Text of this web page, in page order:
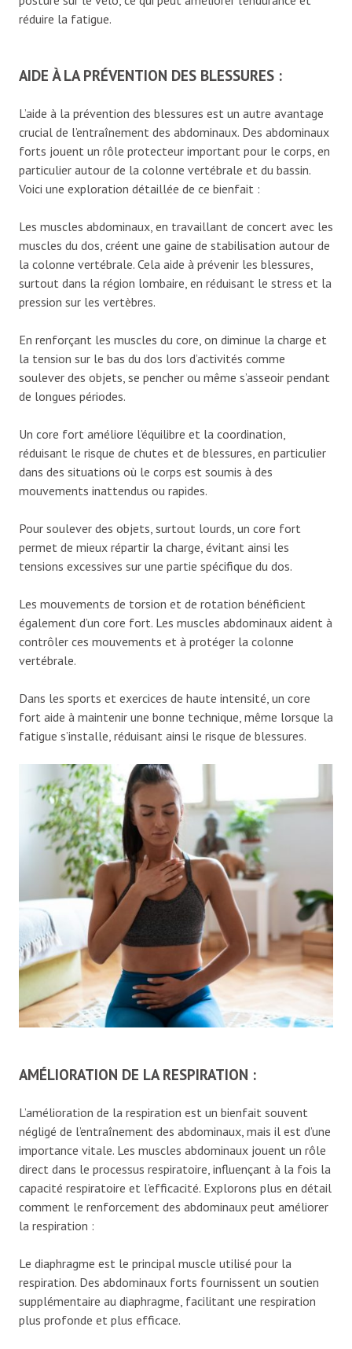
réduire la fatigue.
AIDE À LA PRÉVENTION DES BLESSURES :
L’aide à la prévention des blessures est un autre avantage
crucial de l’entraînement des abdominaux. Des abdominaux
forts jouent un rôle protecteur important pour le corps, en
particulier autour de la colonne vertébrale et du bassin.
Voici une exploration détaillée de ce bienfait :
Les muscles abdominaux, en travaillant de concert avec les
muscles du dos, créent une gaine de stabilisation autour de
la colonne vertébrale. Cela aide à prévenir les blessures,
surtout dans la région lombaire, en réduisant le stress et la
pression sur les vertèbres.
En renforçant les muscles du core, on diminue la charge et
la tension sur le bas du dos lors d’activités comme
soulever des objets, se pencher ou même s’asseoir pendant
de longues périodes.
Un core fort améliore l’équilibre et la coordination,
réduisant le risque de chutes et de blessures, en particulier
dans des situations où le corps est soumis à des
mouvements inattendus ou rapides.
Pour soulever des objets, surtout lourds, un core fort
permet de mieux répartir la charge, évitant ainsi les
tensions excessives sur une partie spécifique du dos.
Les mouvements de torsion et de rotation bénéficient
également d’un core fort. Les muscles abdominaux aident à
contrôler ces mouvements et à protéger la colonne
vertébrale.
Dans les sports et exercices de haute intensité, un core
fort aide à maintenir une bonne technique, même lorsque la
fatigue s’installe, réduisant ainsi le risque de blessures.
AMÉLIORATION DE LA RESPIRATION :
L’amélioration de la respiration est un bienfait souvent
négligé de l’entraînement des abdominaux, mais il est d’une
importance vitale. Les muscles abdominaux jouent un rôle
direct dans le processus respiratoire, influençant à la fois la
capacité respiratoire et l’efficacité. Explorons plus en détail
comment le renforcement des abdominaux peut améliorer
la respiration :
Le diaphragme est le principal muscle utilisé pour la
respiration. Des abdominaux forts fournissent un soutien
supplémentaire au diaphragme, facilitant une respiration
plus profonde et plus efficace.